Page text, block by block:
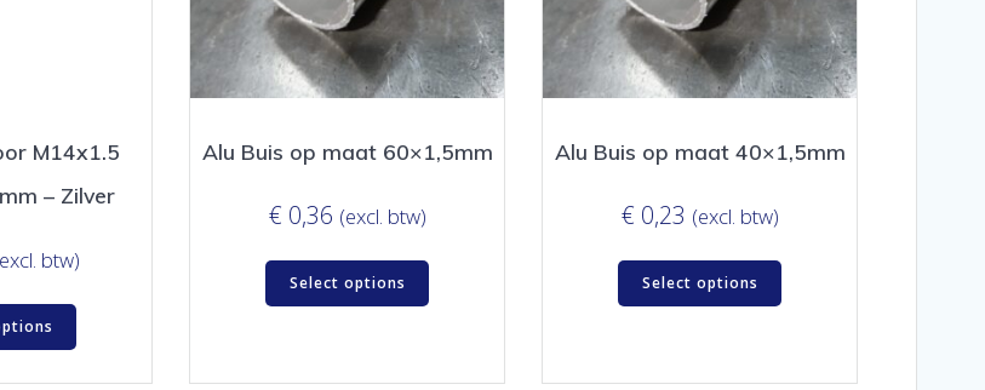
M14x1.5
– Zilver
btw)
Alu Buis op maat 60×1,5mm
€ 0,36 (excl. btw)
Select options
Alu Buis op maat 40×1,5mm
€ 0,23 (excl. btw)
Select options